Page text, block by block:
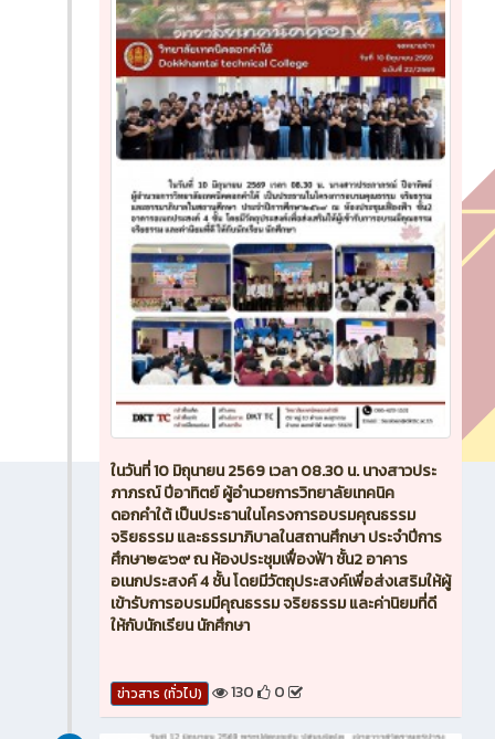
ในวันที่ 10 มิถุนายน 2569 เวลา 08.30 น. นางสาวประ
ภาภรณ์ ปีอาทิตย์ ผู้อำนวยการวิทยาลัยเทคนิค
ดอกคำใต้ เป็นประธานในโครงการอบรมคุณธรรม
จริยธรรม และธรรมาภิบาลในสถานศึกษา ประจำปีการ
ศึกษา๒๕๖๙ ณ ห้องประชุมเฟื่องฟ้า ชั้น2 อาคาร
อเนกประสงค์ 4 ชั้น โดยมีวัตถุประสงค์เพื่อส่งเสริมให้ผู้
เข้ารับการอบรมมีคุณธรรม จริยธรรม และค่านิยมที่ดี
ให้กับนักเรียน นักศึกษา
ข่าวสาร (ทั่วไป) 130 0